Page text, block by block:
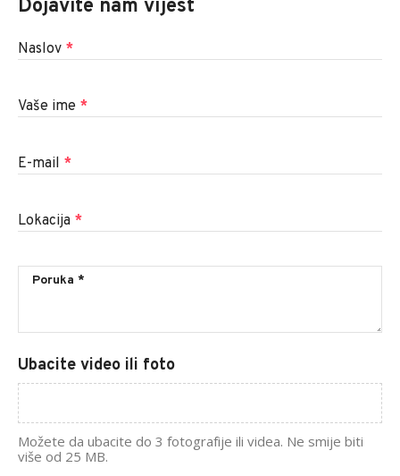
Dojavite nam vijest
Naslov *
Vaše ime *
E-mail *
Lokacija *
Ubacite video ili foto
Možete da ubacite do 3 fotografije ili videa. Ne smije biti
više od 25 MB.